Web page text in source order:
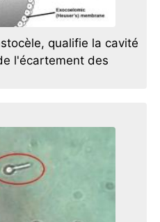
qualifie la cavité
l'écartement des